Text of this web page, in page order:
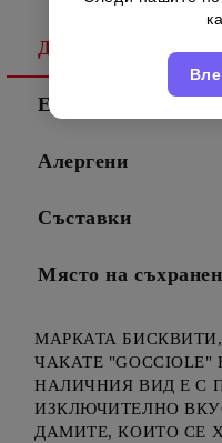
Детайлно описание
Енергийни
Алергени
Съставки
Място на
МАРКАТА
ЧАКАТЕ
НАЛИЧНИЯ ВИД Е С
ИЗКЛЮЧИТЕЛНО
ДАМИТЕ, КОИТО СЕ